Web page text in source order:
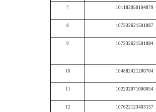
7 101182050104879
8 107332621501867
9 107332621501884
10 104882421200704
11 102232071000054
12 107622123403157